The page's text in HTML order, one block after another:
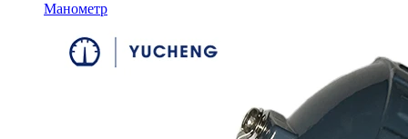
Манометр